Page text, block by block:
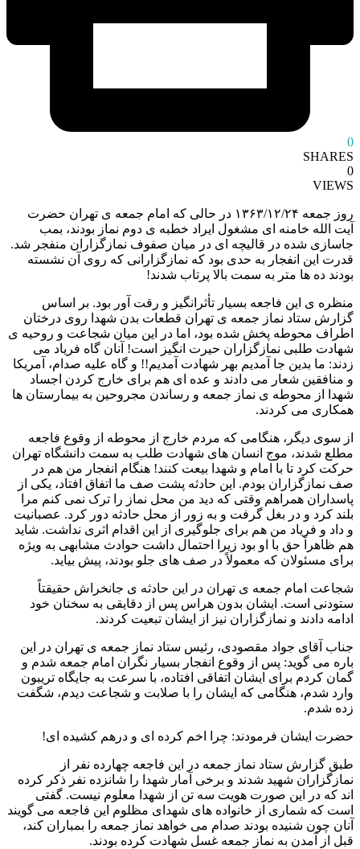
0
SHARES
0
VIEWS
روز جمعه ١٣۶٣/١٢/٢۴ در حالی که امام جمعه ی تهران حضرت
آیت الله خامنه ای مشغول ایراد خطبه ی دوم نماز بودند، بمب
جاسازی شده در قالیچه ای در میان صفوف نمازگزاران منفجر شد.
قدرت این انفجار به حدی بود که نمازگزارانی که روی آن نشسته
بودند ده ها متر به سمت بالا پرتاب شدند!
منظره ی این فاجعه بسیار تأثرانگیز و رقت آور بود. بر اساس
گزارش ستاد نماز جمعه ی تهران قطعات بدن شهدا روی درختان
اطراف محوطه پخش شده بود، اما در این میان شجاعت و روحیه ی
شهادت طلبی نمازگزاران حیرت انگیز است! آنان گاه فریاد می
زدند: ما بدین جا آمدیم بهر شهادت آمدیم!! و گاه علیه صدام، آمریکا
و منافقین شعار می دادند و عده ای هم برای خارج کردن اجساد
شهدا از محوطه ی نماز جمعه و رساندن مجروحین به بیمارستان ها
همکاری می کردند.
از سوی دیگر، هنگامی که مردم خارج از محوطه از وقوع فاجعه
مطلع شدند، موج انسان های شهادت طلب به سمت دانشگاه تهران
حرکت کرد تا با امام و شهدا بیعت کنند! هنگام انفجار من هم در
صف نمازگزاران بودم. این حادثه پشت صف ما اتفاق افتاد، یکی از
پاسداران همراهم وقتی که دید من محل نماز را ترک نمی کنم مرا
بلند کرد و در بغل گرفت و به زور از محل حادثه دور کرد. عصبانیت
و داد و فریاد من هم برای جلوگیری از این اقدام اثری نداشت. شاید
هم ظاهراً حق با او بود زیرا احتمال داشت حوادث مشابهی به ویژه
برای مسئولان که معمولاً در صف های جلو بودند، پیش بیاید.
شجاعت امام جمعه ی تهران در این حادثه ی جانخراش حقیقتاً
ستودنی است. ایشان بدون هراس پس از دقایقی به سخنان خود
ادامه دادند و نمازگزاران نیز از ایشان تبعیت کردند.
جناب آقای جواد مقصودی، رئیس ستاد نماز جمعه ی تهران در این
باره می گوید: پس از وقوع انفجار بسیار نگران امام جمعه شدم و
گمان کردم برای ایشان اتفاقی افتاده، با سرعت به جایگاه تریبون
وارد شدم، هنگامی که ایشان را با صلابت و شجاعت دیدم، شگفت
زده شدم.
حضرت ایشان فرمودند: چرا اخم کرده ای و درهم کشیده ای!
طبق گزارش ستاد نماز جمعه در این فاجعه چهارده نفر از
نمازگزاران شهید شدند و برخی آمار شهدا را شانزده نفر ذکر کرده
اند که در این صورت هویت سه تن از شهدا معلوم نیست. گفتی
است که شماری از خانواده های شهدای مظلوم این فاجعه می گویند
آنان چون شنیده بودند صدام می خواهد نماز جمعه را بمباران کند،
قبل از آمدن به نماز جمعه غسل شهادت کرده بودند.